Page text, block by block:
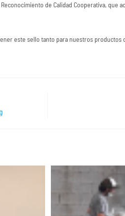
de Calidad Cooperativa, que
este sello tanto para nuestros productos